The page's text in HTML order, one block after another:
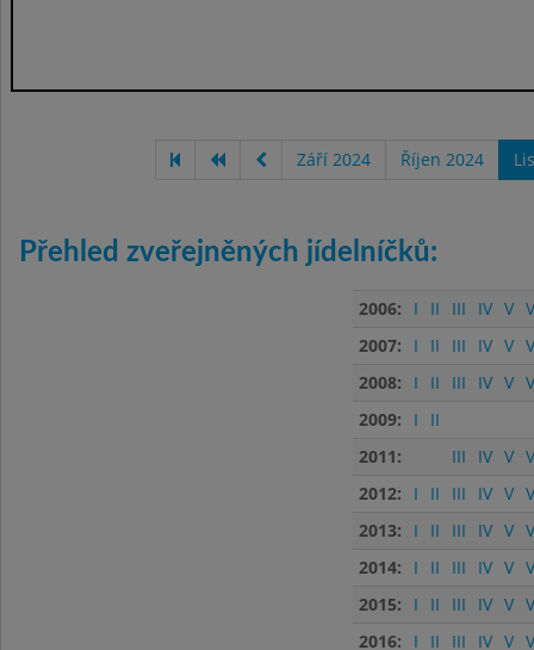
Září 2024 Říjen 2024
Přehled zveřejněných jídelníčků:
2006: I II III IV V
2007:
I II III IV V
2008:
I II III IV V
2009:
I
II
2011:
III IV V
2012:
I II III IV V
2013:
I II III IV V
2014:
I II III IV V
2015:
I II III IV V
2016:
I II III IV V